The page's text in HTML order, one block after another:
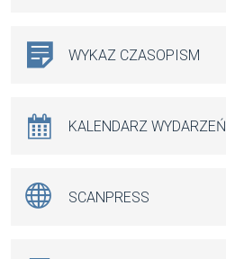
WYKAZ CZASOPISM
KALENDARZ WYDARZEŃ
SCANPRESS